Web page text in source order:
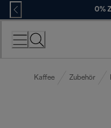
Skip
to
Content
0%
Kaffee Zubehör